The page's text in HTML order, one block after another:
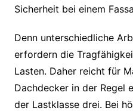
Sicherheit bei einem
Denn unterschiedliche
erfordern die
Lasten. Daher reicht für
Dachdecker in der Regel
der Lastklasse drei. Bei